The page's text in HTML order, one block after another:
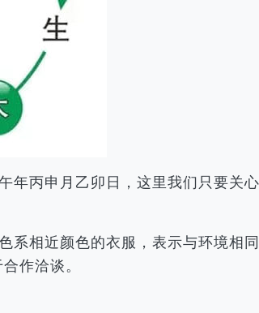
丙申月乙卯日，这里我们只要关
相近颜色的衣服，表示与环境相
作洽谈。